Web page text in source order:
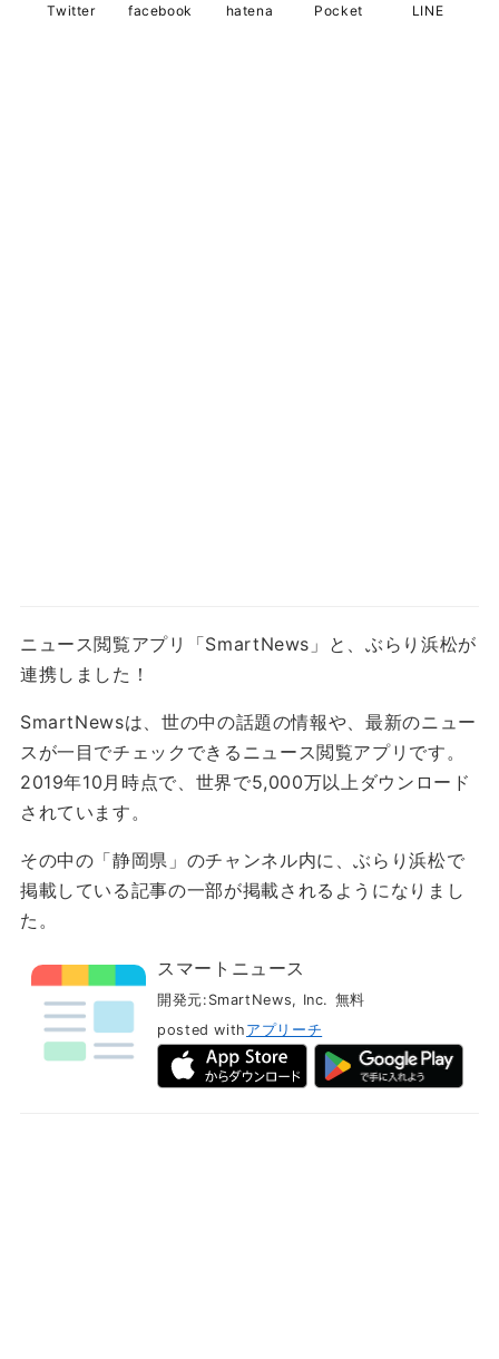
Twitter facebook hatena Pocket LINE
ニュース閲覧アプリ「SmartNews」と、ぶらり浜松が
連携しました！
SmartNewsは、世の中の話題の情報や、最新のニュー
スが一目でチェックできるニュース閲覧アプリです。
2019年10月時点で、世界で5,000万以上ダウンロード
されています。
その中の「静岡県」のチャンネル内に、ぶらり浜松で
掲載している記事の一部が掲載されるようになりまし
た。
スマートニュース
開発元: SmartNews, Inc. 無料
posted with アプリーチ